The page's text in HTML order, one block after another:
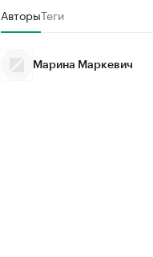
АвторыТеги
Марина Маркевич